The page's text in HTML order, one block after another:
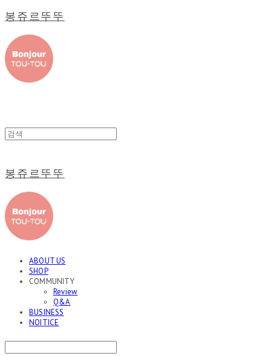
봉쥬르뚜뚜
봉쥬르뚜뚜
ABOUT US
SHOP
COMMUNITY
Review
Q&A
BUSINESS
NOITICE